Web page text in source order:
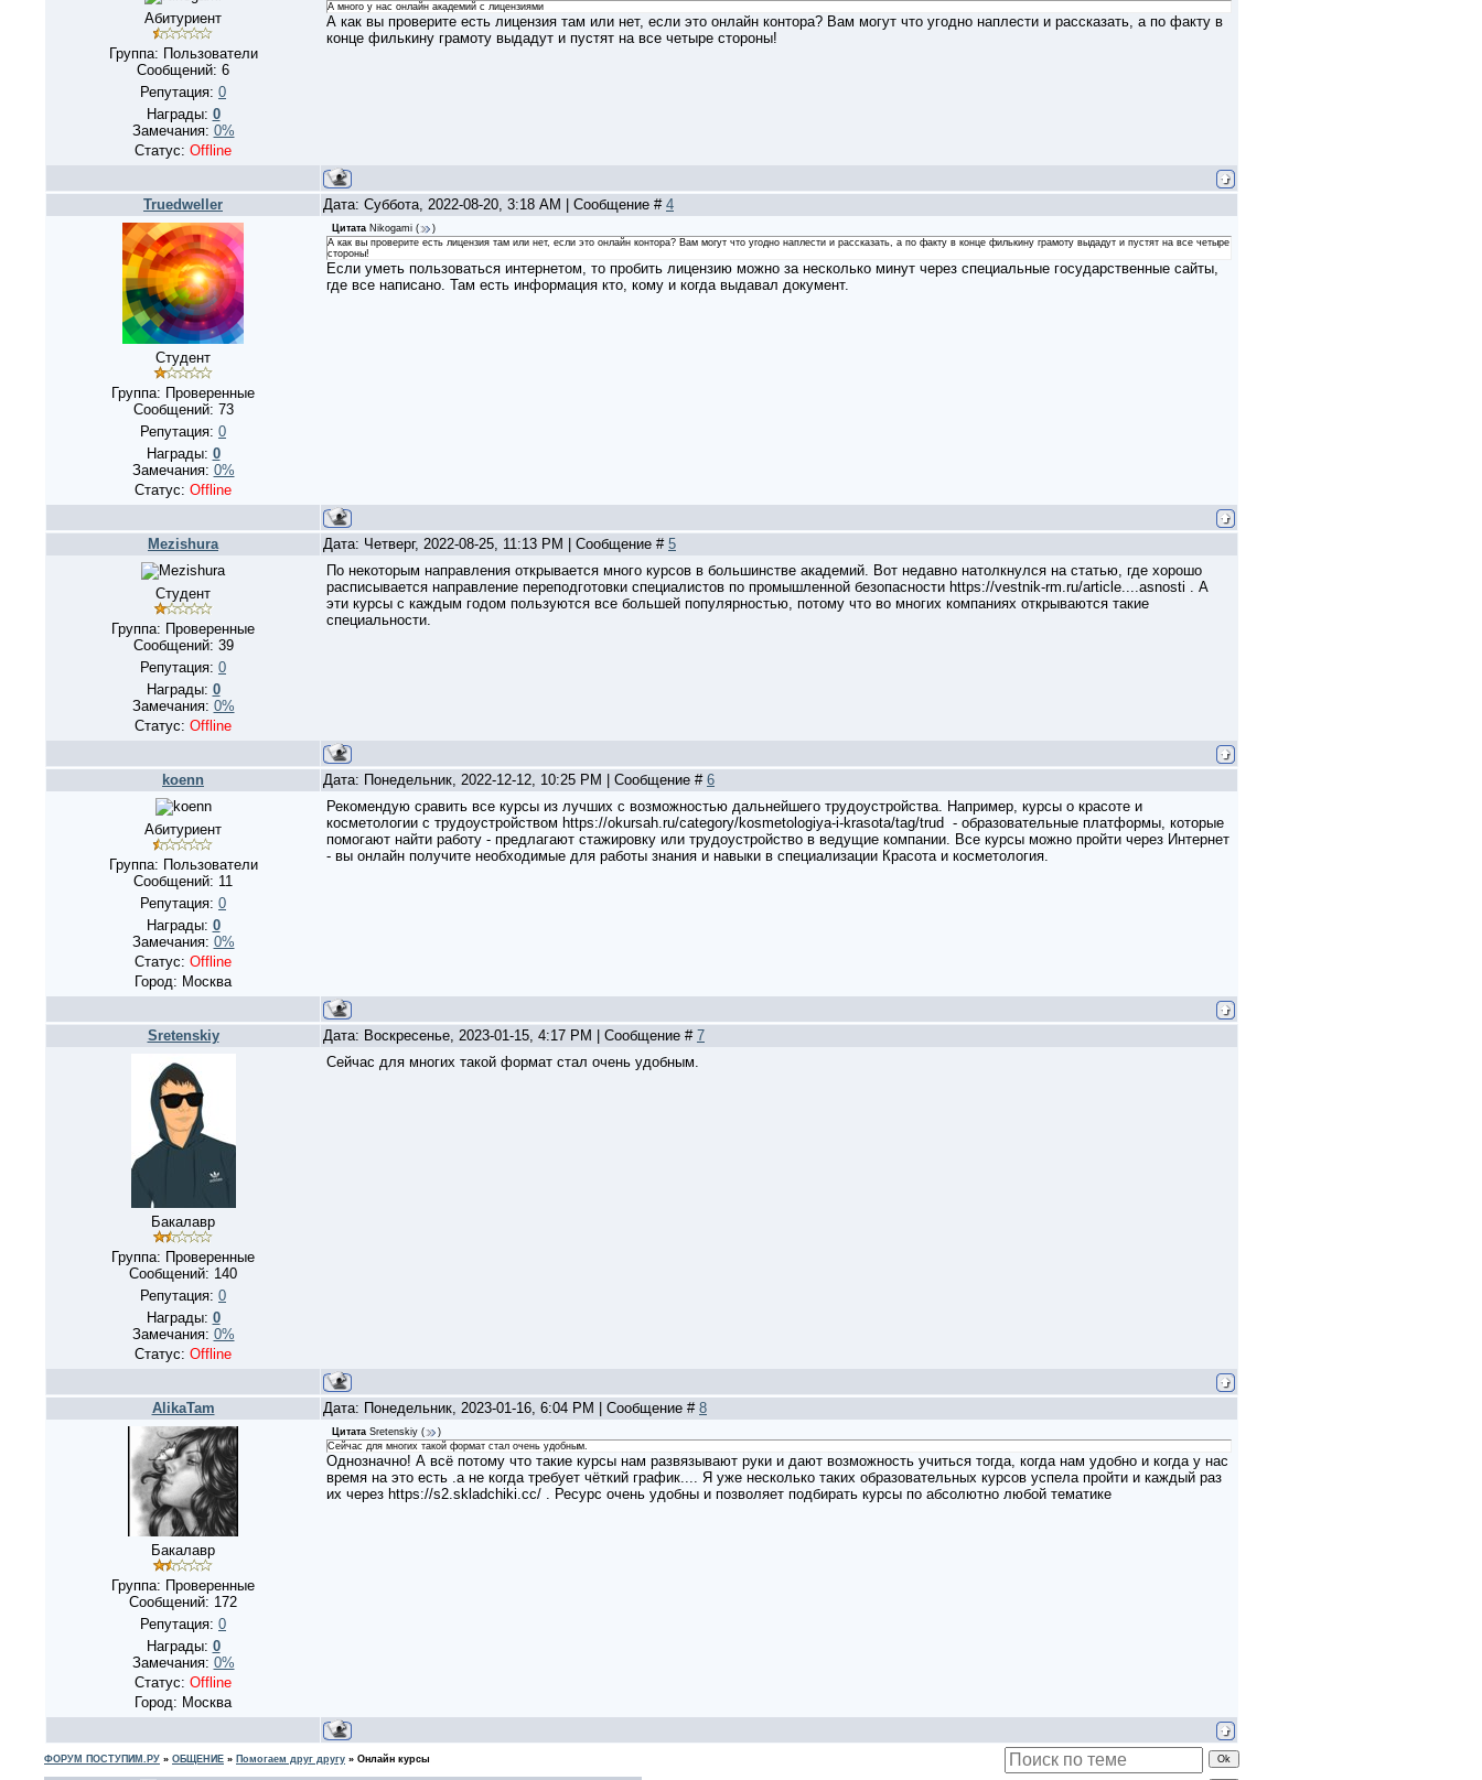
Абитуриент
Группа: Пользователи
Сообщений: 6
Репутация: 0
Награды: 0
Замечания: 0%
Статус: Offline
А много у нас онлайн академий с лицензиями
А как вы проверите есть лицензия там или нет, если это онлайн контора? Вам могут что угодно наплести и рассказать, а по факту в
конце филькину грамоту выдадут и пустят на все четыре стороны!
Truedweller Дата: Суббота, 2022-08-20, 3:18 AM | Сообщение # 4
Студент
Группа: Проверенные
Сообщений: 73
Репутация: 0
Награды: 0
Замечания: 0%
Статус: Offline
Цитата Nikogami (
)
А как вы проверите есть лицензия там или нет, если это онлайн контора? Вам могут что угодно наплести и рассказать, а по факту в конце филькину грамоту выдадут и пустят на все четыре
стороны!
Если уметь пользоваться интернетом, то пробить лицензию можно за несколько минут через специальные государственные сайты,
где все написано. Там есть информация кто, кому и когда выдавал документ.
Mezishura Дата: Четверг, 2022-08-25, 11:13 PM | Сообщение # 5
Студент
Группа: Проверенные
Сообщений: 39
Репутация: 0
Награды: 0
Замечания: 0%
Статус: Offline
По некоторым направления открывается много курсов в большинстве академий. Вот недавно натолкнулся на статью, где хорошо
расписывается направление переподготовки специалистов по промышленной безопасности https://vestnik-rm.ru/article....asnosti . А
эти курсы с каждым годом пользуются все большей популярностью, потому что во многих компаниях открываются такие
специальности.
koenn Дата: Понедельник, 2022-12-12, 10:25 PM | Сообщение # 6
Абитуриент
Группа: Пользователи
Сообщений: 11
Репутация: 0
Награды: 0
Замечания: 0%
Статус: Offline
Город: Москва
Рекомендую сравить все курсы из лучших с возможностью дальнейшего трудоустройства. Например, курсы о красоте и
косметологии с трудоустройством https://okursah.ru/category/kosmetologiya-i-krasota/tag/trud - образовательные платформы, которые
помогают найти работу - предлагают стажировку или трудоустройство в ведущие компании. Все курсы можно пройти через Интернет
- вы онлайн получите необходимые для работы знания и навыки в специализации Красота и косметология.
Sretenskiy Дата: Воскресенье, 2023-01-15, 4:17 PM | Сообщение # 7
Бакалавр
Группа: Проверенные
Сообщений: 140
Репутация: 0
Награды: 0
Замечания: 0%
Статус: Offline
Сейчас для многих такой формат стал очень удобным.
AlikaTam Дата: Понедельник, 2023-01-16, 6:04 PM | Сообщение # 8
Бакалавр
Группа: Проверенные
Сообщений: 172
Репутация: 0
Награды: 0
Замечания: 0%
Статус: Offline
Город: Москва
Цитата Sretenskiy (
)
Сейчас для многих такой формат стал очень удобным.
Однозначно! А всё потому что такие курсы нам развязывают руки и дают возможность учиться тогда, когда нам удобно и когда у нас
время на это есть .а не когда требует чёткий график.... Я уже несколько таких образовательных курсов успела пройти и каждый раз
их через https://s2.skladchiki.cc/ . Ресурс очень удобны и позволяет подбирать курсы по абсолютно любой тематике
ФОРУМ ПОСТУПИМ.РУ » ОБЩЕНИЕ » Помогаем друг другу » Онлайн курсы